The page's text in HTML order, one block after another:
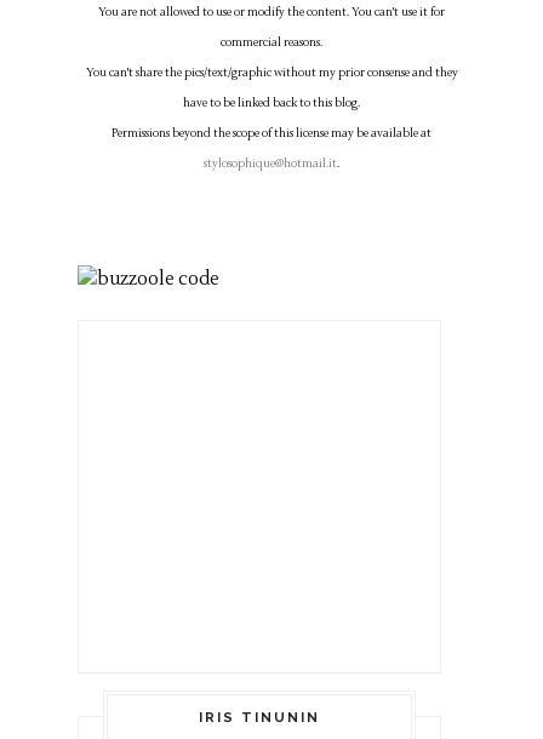
You are not allowed to use or modify the content. You can't use it for
commercial reasons.
You can't share the pics/text/graphic without my prior consense and they
have to be linked back to this blog.
Permissions beyond the scope of this license may be available at
stylosophique@hotmail.it.
IRIS TINUNIN